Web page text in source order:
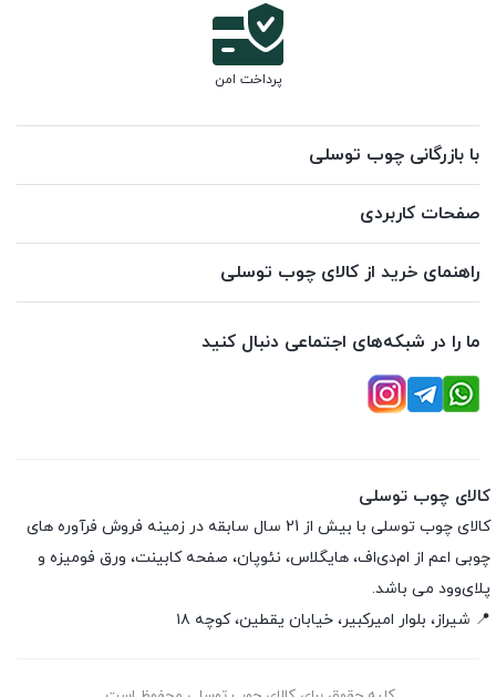
پرداخت امن
با بازرگانی چوب توسلی
صفحات کاربردی
راهنمای خرید از کالای چوب توسلی
ما را در شبکه‌های اجتماعی دنبال کنید
کالای چوب توسلی
کالای چوب توسلی با بیش از 21 سال سابقه در زمینه فروش فرآوره های
چوبی اعم از ام‌دی‌اف، هایگلاس، نئوپان، صفحه کابینت، ورق فومیزه و
پلای‌وود می باشد.
📍 شیراز، بلوار امیرکبیر، خیابان یقطین، کوچه ۱۸